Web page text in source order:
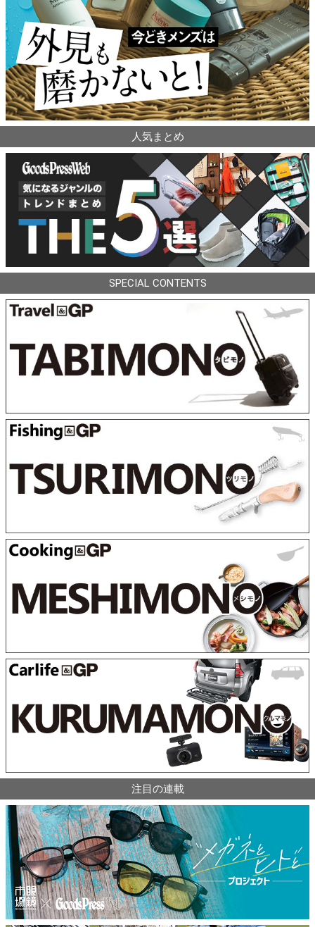
人気まとめ
SPECIAL CONTENTS
注目の連載